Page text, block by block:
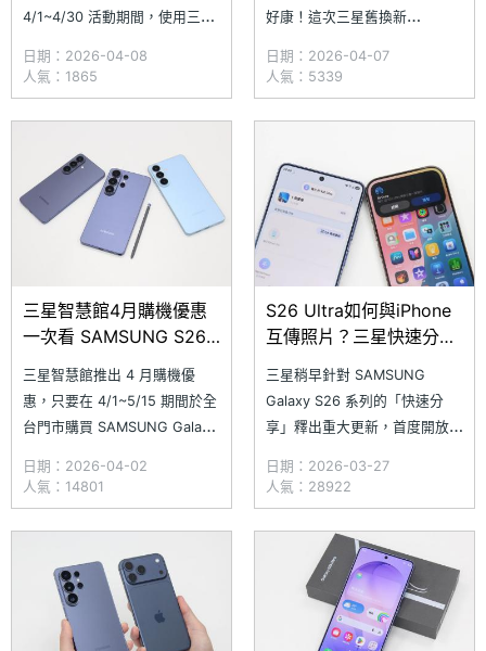
4/1~4/30 活動期間，使用三星
換任意點數的遠傳幣，即可獲得
免費抽獎資格，有機會將價值
999 元的三星線上商城購物金
用期限至 9/30）。另外，兌換
日期：2026-04-08
人氣：1865
好康！這次三星舊換新
的新版估價方式，採取不分級制
度，放大舊機回收價值，支援一
次回收多台舊裝置（手機、平
甚至有機會用 0 元把 S26 Ultra
帶回家！究
日期：2026-04-07
人氣：5339
三星智慧館4月購機優惠
一次看 SAMSUNG S26
Ultra買就送行動電源與2
千5回饋金
三星智慧館推出 4 月購機優
惠，只要在 4/1~5/15 期間於全
台門市購買 SAMSUNG Galaxy
優惠金，投保 Samsung Care+
還能享有最高前 2 個月的保費
優惠。若是在 4/30 前入手
Galaxy S26 旗艦系列手機，並
且完成
日期：2026-04-02
人氣：14801
S26 Ultra如何與iPhone
互傳照片？三星快速分享
三星稍早針對 SAMSUNG
Galaxy S26 系列的「快速分
享」釋出重大更新，首度開放與
能！簡單來說，無論你是想和蘋
果用戶分享照片，或是租借了一
台三星 S26 Ultra 演唱會手機，
然後想將活動影片回傳到
iPhone，現在只要透過 S26 系
列原廠內建的
日期：2026-03-27
人氣：28922